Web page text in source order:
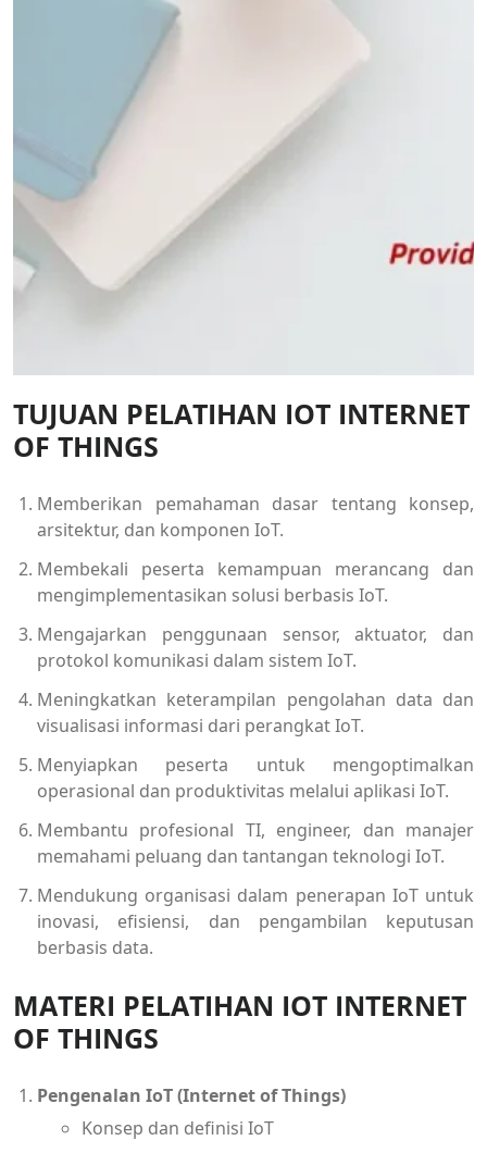
TUJUAN PELATIHAN IOT INTERNET
OF THINGS
Memberikan pemahaman dasar tentang konsep,
arsitektur, dan komponen IoT.
Membekali peserta kemampuan merancang dan
mengimplementasikan solusi berbasis IoT.
Mengajarkan penggunaan sensor, aktuator, dan
protokol komunikasi dalam sistem IoT.
Meningkatkan keterampilan pengolahan data dan
visualisasi informasi dari perangkat IoT.
Menyiapkan peserta untuk mengoptimalkan
operasional dan produktivitas melalui aplikasi IoT.
Membantu profesional TI, engineer, dan manajer
memahami peluang dan tantangan teknologi IoT.
Mendukung organisasi dalam penerapan IoT untuk
inovasi, efisiensi, dan pengambilan keputusan
berbasis data.
MATERI PELATIHAN IOT INTERNET
OF THINGS
Pengenalan IoT (Internet of Things)
Konsep dan definisi IoT